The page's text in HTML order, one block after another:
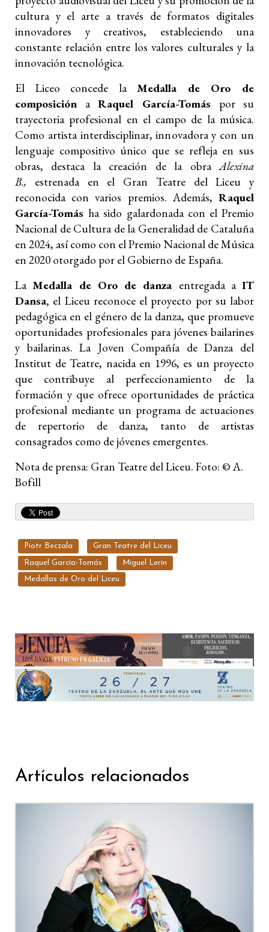
cultura y el arte a través de formatos digitales
innovadores y creativos, estableciendo una
constante relación entre los valores culturales y la
innovación tecnológica.
El Liceo concede laMedalla de Oro de
composición aRaquel García-Tomás por su
trayectoria profesional en el campo de la música.
Como artista interdisciplinar, innovadora y con un
lenguaje compositivo único que se refleja en sus
obras, destaca la creación de la obraAlexina
B., estrenada en el Gran Teatre del Liceu y
reconocida con varios premios. Además, Raquel
García-Tomás ha sido galardonada con el Premio
Nacional de Cultura de la Generalidad de Cataluña
en 2024, así como con el Premio Nacional de Música
en 2020 otorgado por el Gobierno de España.
LaMedalla de Oro de danza entregada a IT
Dansa, el Liceu reconoce el proyecto por su labor
pedagógica en el género de la danza, que promueve
oportunidades profesionales para jóvenes bailarines
y bailarinas. La Joven Compañía de Danza del
Institut de Teatre, nacida en 1996, es un proyecto
que contribuye al perfeccionamiento de la
formación y que ofrece oportunidades de práctica
profesional mediante un programa de actuaciones
de repertorio de danza, tanto de artistas
consagrados como de jóvenes emergentes.
Nota de prensa: Gran Teatre del Liceu. Foto: © A.
Bofill
Piotr Beczala Gran Teatre del Liceu
Raquel García-Tomás Miguel Lerín
Medallas de Oro del Liceu
Artículos relacionados